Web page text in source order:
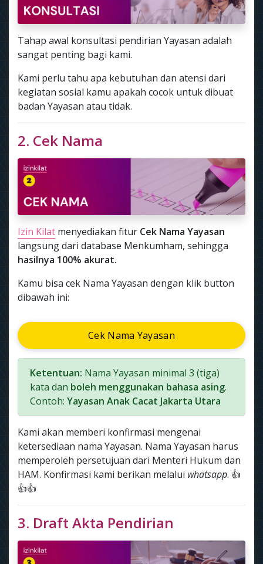
Tahap awal konsultasi pendirian Yayasan adalah
sangat penting bagi kami.
Kami perlu tahu apa kebutuhan dan atensi dari
kegiatan sosial kamu apakah cocok untuk dibuat
badan Yayasan atau tidak.
2. Cek Nama
Izin Kilat menyediakan fitur Cek Nama Yayasan
langsung dari database Menkumham, sehingga
hasilnya 100% akurat.
Kamu bisa cek Nama Yayasan dengan klik button
dibawah ini:
Cek Nama Yayasan
Ketentuan: Nama Yayasan minimal 3 (tiga)
kata dan boleh menggunakan bahasa asing.
Contoh: Yayasan Anak Cacat Jakarta Utara
Kami akan memberi konfirmasi mengenai
ketersediaan nama Yayasan. Nama Yayasan harus
memperoleh persetujuan dari Menteri Hukum dan
HAM. Konfirmasi kami berikan melalui whatsapp. 👍
👍👍
3. Draft Akta Pendirian